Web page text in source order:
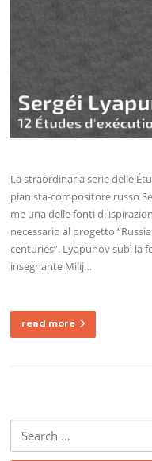
La straordinaria serie delle
pianista-compositore russo
me una delle fonti di
necessario al progetto
centuries”. Lyapunov subì la
insegnante Milij…
read more
for: